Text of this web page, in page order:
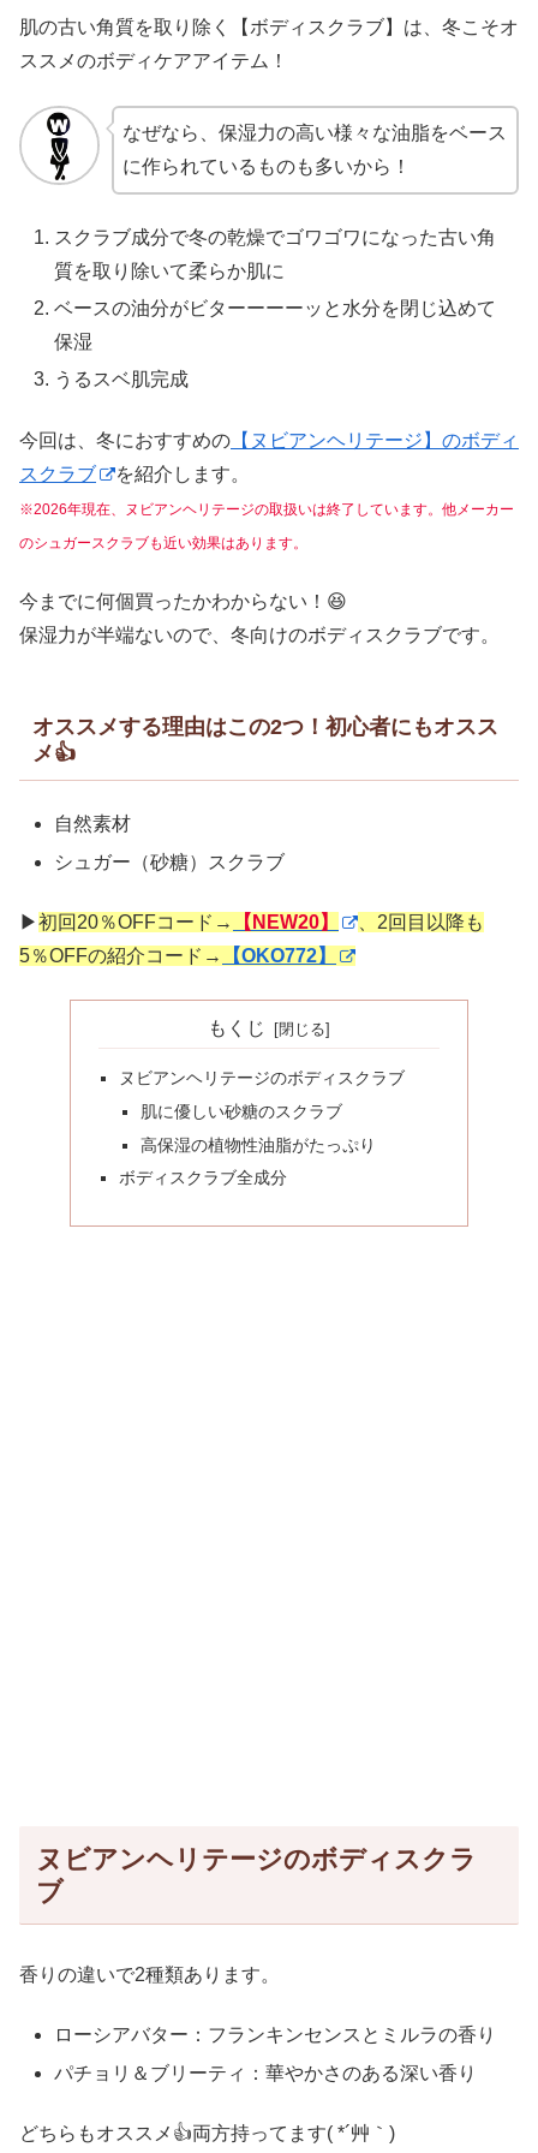
肌の古い角質を取り除く【ボディスクラブ】は、冬こそオ
ススメのボディケアアイテム！
なぜなら、保湿力の高い様々な油脂をベース
に作られているものも多いから！
スクラブ成分で冬の乾燥でゴワゴワになった古い角
質を取り除いて柔らか肌に
ベースの油分がビターーーーッと水分を閉じ込めて
保湿
うるスベ肌完成
今回は、冬におすすめの 【ヌビアンヘリテージ】のボディ
スクラブ
を紹介します。
※2026年現在、ヌビアンヘリテージの取扱いは終了しています。他メーカー
のシュガースクラブも近い効果はあります。
今までに何個買ったかわからない！😆
保湿力が半端ないので、冬向けのボディスクラブです。
オススメする理由はこの2つ！初心者にもオスス
メ👍
自然素材
シュガー（砂糖）スクラブ
▶初回20％OFFコード→ 【NEW20】
、2回目以降も
5％OFFの紹介コード→
【OKO772】
もくじ
ヌビアンヘリテージのボディスクラブ
肌に優しい砂糖のスクラブ
高保湿の植物性油脂がたっぷり
ボディスクラブ全成分
ヌビアンヘリテージのボディスクラ
ブ
香りの違いで2種類あります。
ローシアバター：フランキンセンスとミルラの香り
パチョリ＆ブリーティ：華やかさのある深い香り
どちらもオススメ👍両方持ってます( *´艸｀)